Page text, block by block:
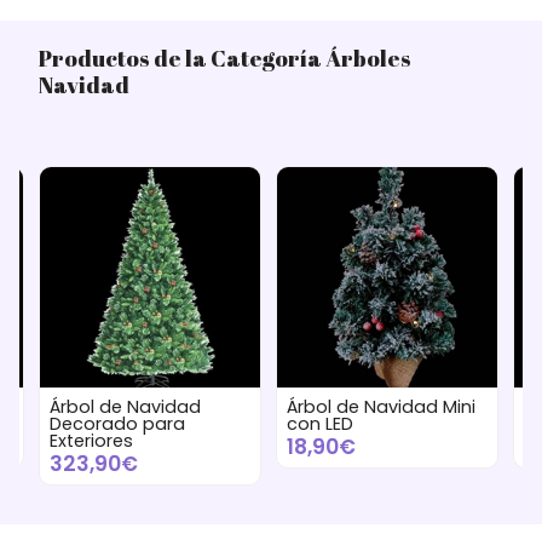
Productos de la Categoría Árboles
Navidad
Árbol de Navidad Mini
con LED
18,90€
Árbol de Navidad para
Exteriores
202,90€